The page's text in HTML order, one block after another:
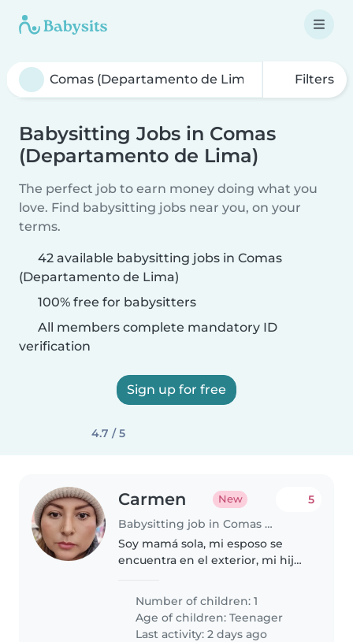
Filters
Babysitting Jobs in Comas
(Departamento de Lima)
The perfect job to earn money doing what you
love. Find babysitting jobs near you, on your
terms.
42 available babysitting jobs in Comas
(Departamento de Lima)
100% free for babysitters
All members complete mandatory ID
verification
Sign up for free
4.7 / 5
Carmen New
Babysitting job in Comas (Departamento de Lima)
5
Soy mamá sola, mi esposo se
encuentra en el exterior, mi hijo
de casa, es muy cariñoso,
respetuoso y no deseo que se
sienta solo ya que trabajo hasta..
Number of children: 1
Age of children:Teenager
Last activity: 2 days ago